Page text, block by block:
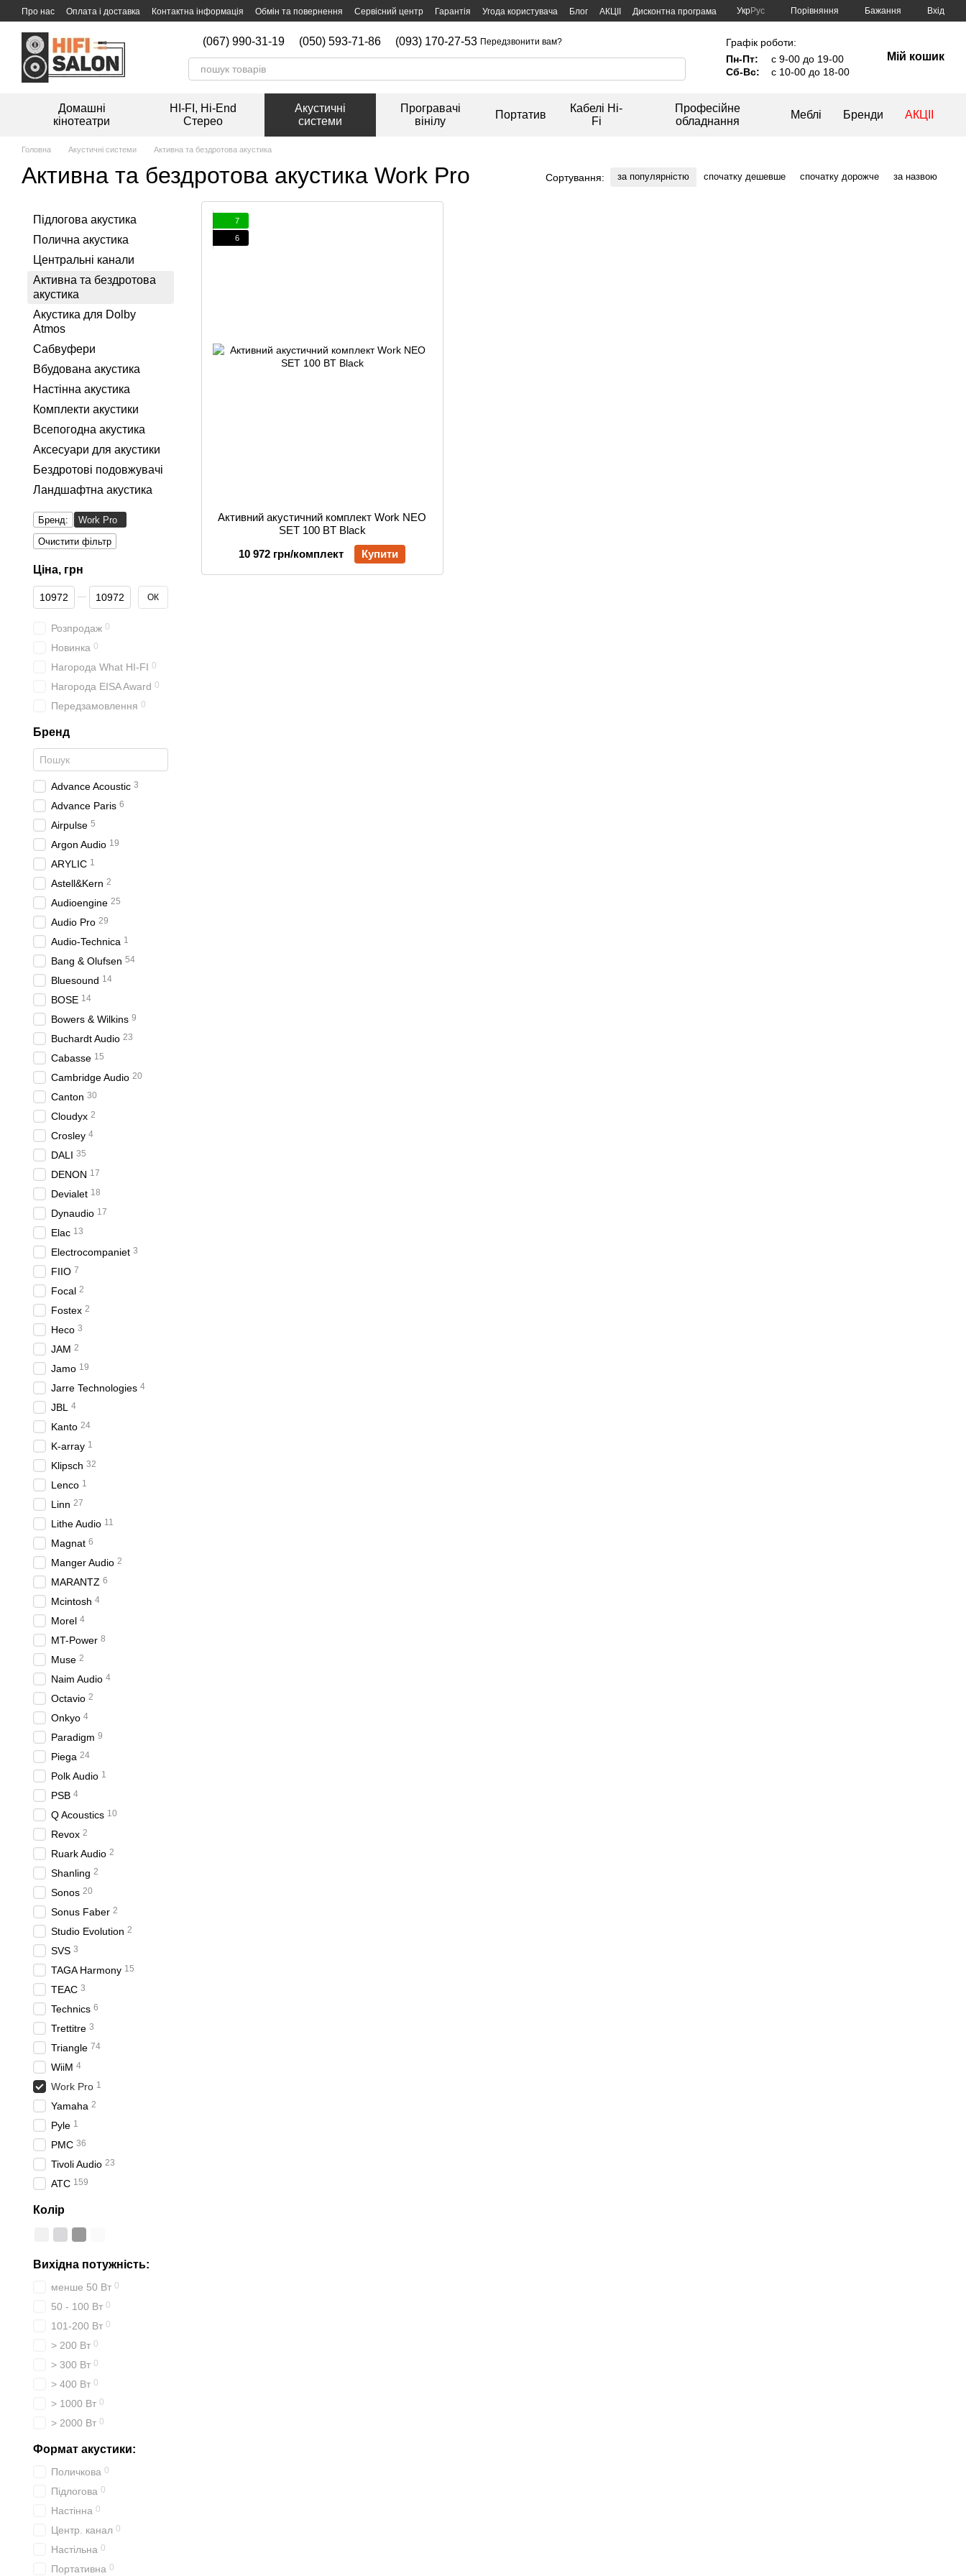
Перейти к основному контенту
Про нас Оплата і доставка Контактна інформація Обмін та повернення Сервісний центр Гарантія Угода користувача Блог АКЦІІ
Дисконтна програма
УкрРус Порівняння Бажання Вхід
(067) 990-31-19 (050) 593-71-86 (093) 170-27-53 Передзвонити вам?
Графік роботи:
Пн-Пт:
с 9-00 до 19-00
Сб-Вс:
с 10-00 до 18-00
Мій кошик
Домашні
кінотеатри
HI-FI, Hi-End
Стерео
Акустичні
системи
Програвачі
вінілу
Портатив
Кабелі Hi-
Fi
Професійне
обладнання
Меблі Бренди АКЦІІ
Головна Акустичні системи Активна та бездротова акустика
Активна та бездротова акустика Work Pro Сортування: за популярністю спочатку дешевше спочатку дорожче за назвою
7
6
Активний акустичний комплект Work NEO
SET 100 BT Black
10 972 грн/комплект
Купити
Підлогова акустика
Полична акустика
Центральні канали
Активна та бездротова
акустика
Акустика для Dolby
Atmos
Сабвуфери
Вбудована акустика
Настінна акустика
Комплекти акустики
Всепогодна акустика
Аксесуари для акустики
Бездротові подовжувачі
Ландшафтна акустика
Бренд:
Work Pro
Очистити фільтр
Ціна, грн
От Ціна, грн
До Ціна, грн ОК
Розпродаж 0
Новинка 0
Нагорода What HI-FI 0
Нагорода EISA Award 0
Передзамовлення 0
Бренд
Advance Acoustic 3
Advance Paris 6
Airpulse 5
Argon Audio 19
ARYLIC 1
Astell&Kern 2
Audioengine 25
Audio Pro 29
Audio-Technica 1
Bang & Olufsen 54
Bluesound 14
BOSE 14
Bowers & Wilkins 9
Buchardt Audio 23
Cabasse 15
Cambridge Audio 20
Canton 30
Cloudyx 2
Crosley 4
DALI 35
DENON 17
Devialet 18
Dynaudio 17
Elac 13
Electrocompaniet 3
FIIO 7
Focal 2
Fostex 2
Heco 3
JAM 2
Jamo 19
Jarre Technologies 4
JBL 4
Kanto 24
K-array 1
Klipsch 32
Lenco 1
Linn 27
Lithe Audio 11
Magnat 6
Manger Audio 2
MARANTZ 6
Mcintosh 4
Morel 4
MT-Power 8
Muse 2
Naim Audio 4
Octavio 2
Onkyo 4
Paradigm 9
Piega 24
Polk Audio 1
PSB 4
Q Acoustics 10
Revox 2
Ruark Audio 2
Shanling 2
Sonos 20
Sonus Faber 2
Studio Evolution 2
SVS 3
TAGA Harmony 15
TEAC 3
Technics 6
Trettitre 3
Triangle 74
WiiM 4
Work Pro 1
Yamaha 2
Pyle 1
PMC 36
Tivoli Audio 23
ATC 159
Колір
Вихідна потужність:
менше 50 Вт 0
50 - 100 Вт 0
101-200 Вт 0
> 200 Вт 0
> 300 Вт 0
> 400 Вт 0
> 1000 Вт 0
> 2000 Вт 0
Формат акустики:
Поличкова 0
Підлогова 0
Настінна 0
Центр. канал 0
Настільна 0
Портативна 0